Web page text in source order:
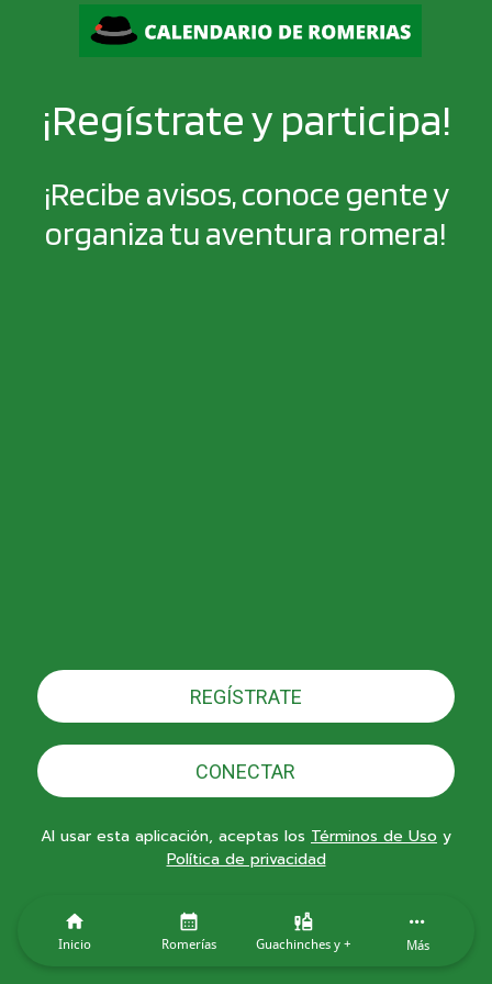
¡Regístrate y participa!
¡Recibe avisos, conoce gente y
organiza tu aventura romera!
REGÍSTRATE
CONECTAR
Al usar esta aplicación, aceptas los Términos de Uso y
Política de privacidad
Inicio Romerías Guachinches y + Más